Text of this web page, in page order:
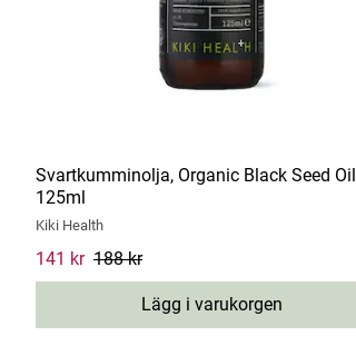
Svartkumminolja, Organic Black Seed Oil
125ml
Kiki Health
Current price:
141 kr 188 kr
Lägg i varukorgen